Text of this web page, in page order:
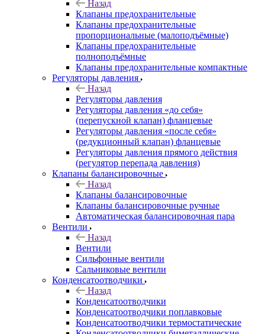
Назад
Клапаны предохранительные
Клапаны предохранительные
пропорциональные (малоподъёмные)
Клапаны предохранительные
полноподъёмные
Клапаны предохранительные компактные
Регуляторы давления
Назад
Регуляторы давления
Регуляторы давления «до себя»
(перепускной клапан) фланцевые
Регуляторы давления «после себя»
(редукционный клапан) фланцевые
Регуляторы давления прямого действия
(регулятор перепада давления)
Клапаны балансировочные
Назад
Клапаны балансировочные
Клапаны балансировочные ручные
Автоматическая балансировочная пара
Вентили
Назад
Вентили
Сильфонные вентили
Сальниковые вентили
Конденсатоотводчики
Назад
Конденсатоотводчики
Конденсатоотводчики поплавковые
Конденсатоотводчики термостатические